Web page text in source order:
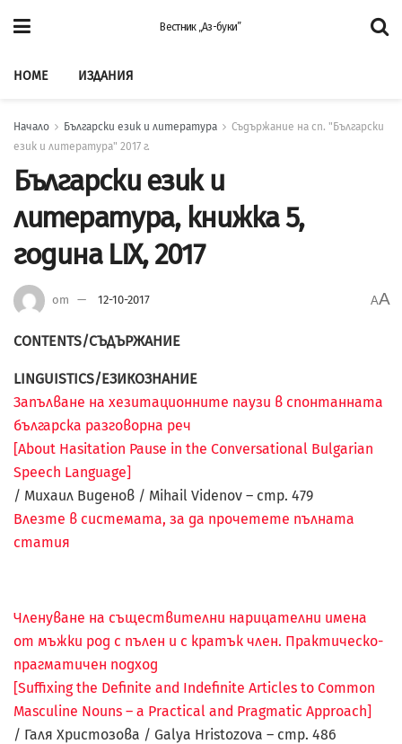
Вестник „Аз-буки”
HOME ИЗДАНИЯ
Начало Български език и литература
Съдържание на сп. "Български
език и литература" 2017 г.
Български език и
литература, книжка 5,
година LIX, 2017
от 12-10-2017 AA
CONTENTS/СЪДЪРЖАНИЕ
LINGUISTICS/ЕЗИКОЗНАНИЕ
Запълване на хезитационните паузи в спонтанната
българска разговорна реч
[About Hasitation Pause in the Conversational Bulgarian
Speech Language]
/ Михаил Виденов / Mihail Videnov – стр. 479
Влезте в системата, за да прочетете пълната
статия
Членуване на съществителни нарицателни имена
от мъжки род с пълен и с кратък член. Практическо-
прагматичен подход
[Suffixing the Deﬁnite and Indeﬁnite Articles to Common
Masculine Nouns – a Practical and Pragmatic Approach]
/ Галя Христозова / Galya Hristozova – стр. 486